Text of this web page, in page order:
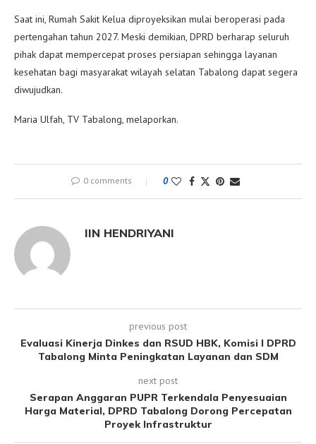
Saat ini, Rumah Sakit Kelua diproyeksikan mulai beroperasi pada
pertengahan tahun 2027. Meski demikian, DPRD berharap seluruh
pihak dapat mempercepat proses persiapan sehingga layanan
kesehatan bagi masyarakat wilayah selatan Tabalong dapat segera
diwujudkan.
Maria Ulfah, TV Tabalong, melaporkan.
0 comments 0
IIN HENDRIYANI
previous post
Evaluasi Kinerja Dinkes dan RSUD HBK, Komisi I DPRD
Tabalong Minta Peningkatan Layanan dan SDM
next post
Serapan Anggaran PUPR Terkendala Penyesuaian
Harga Material, DPRD Tabalong Dorong Percepatan
Proyek Infrastruktur